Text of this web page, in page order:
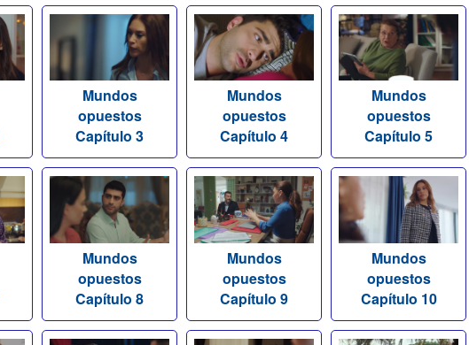
Mundos
opuestos
Capítulo 3
Mundos
opuestos
Capítulo 4
Mundos
opuestos
Capítulo 5
Mundos
opuestos
Capítulo 8
Mundos
opuestos
Capítulo 9
Mundos
opuestos
Capítulo 10